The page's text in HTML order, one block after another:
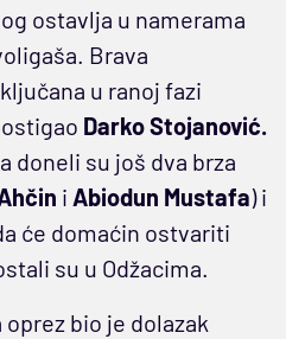
ostavlja u namerama
Brava
u ranoj fazi
Darko Stojanović.
doneli su još dva brza
i Abiodun Mustafa) i
će domaćin ostvariti
su u Odžacima.
oprez bio je dolazak